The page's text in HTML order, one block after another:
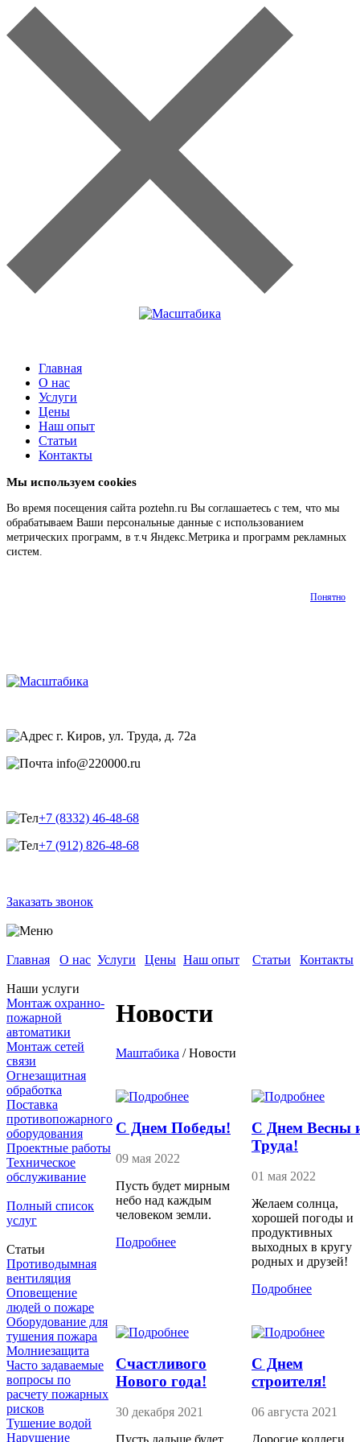
Главная
О нас
Услуги
Цены
Наш опыт
Статьи
Контакты
Мы используем cookies
Во время посещения сайта poztehn.ru Вы соглашаетесь с тем, что мы
обрабатываем Ваши персональные данные с использованием
метрических программ, в т.ч Яндекс.Метрика и программ рекламных
систем.
Понятно
г. Киров, ул. Труда, д. 72а
info@220000.ru
+7 (8332) 46-48-68
+7 (912) 826-48-68
Заказать звонок
Главная О нас Услуги Цены Наш опыт Статьи Контакты
Наши услуги
Монтаж охранно-
пожарной
автоматики
Монтаж сетей
связи
Огнезащитная
обработка
Поставка
противопожарного
оборудования
Проектные работы
Техническое
обслуживание
Полный список
услуг
Статьи
Противодымная
вентиляция
Оповещение
людей о пожаре
Оборудование для
тушения пожара
Молниезащита
Часто задаваемые
вопросы по
расчету пожарных
рисков
Тушение водой
Нарушение
Новости
Маштабика /Новости
С Днем Победы!
09 мая 2022
Пусть будет мирным
небо над каждым
человеком земли.
Подробнее
С Днем Весны
Труда!
01 мая 2022
Желаем солнца,
хорошей погоды и
продуктивных
выходных в кругу
родных и друзей!
Подробнее
Счастливого
Нового года!
30 декабря 2021
С Днем
строителя!
06 августа 2021